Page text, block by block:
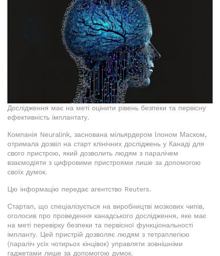
Дослідження має на меті оцінити рівень безпеки та первісну
ефективність імплантату.
Компанія Neuralink, заснована мільярдером Ілоном Маском,
отримала дозвіл на старт клінічних досліджень у Канаді для
свого пристрою, який дозволить людям з паралічем
взаємодіяти з цифровими пристроями лише за допомогою
своїх думок.
Цю інформацію передає агентство Reuters.
Стартап, що спеціалізується на виробництві мозкових чипів,
оголосив про проведення канадського дослідження, яке має
на меті перевірку безпеки та первісної функціональності
імпланту. Цей пристрій дозволяє людям з тетраплегією
(параліч усіх чотирьох кінцівок) управляти зовнішніми
гаджетами лише за допомогою думок.